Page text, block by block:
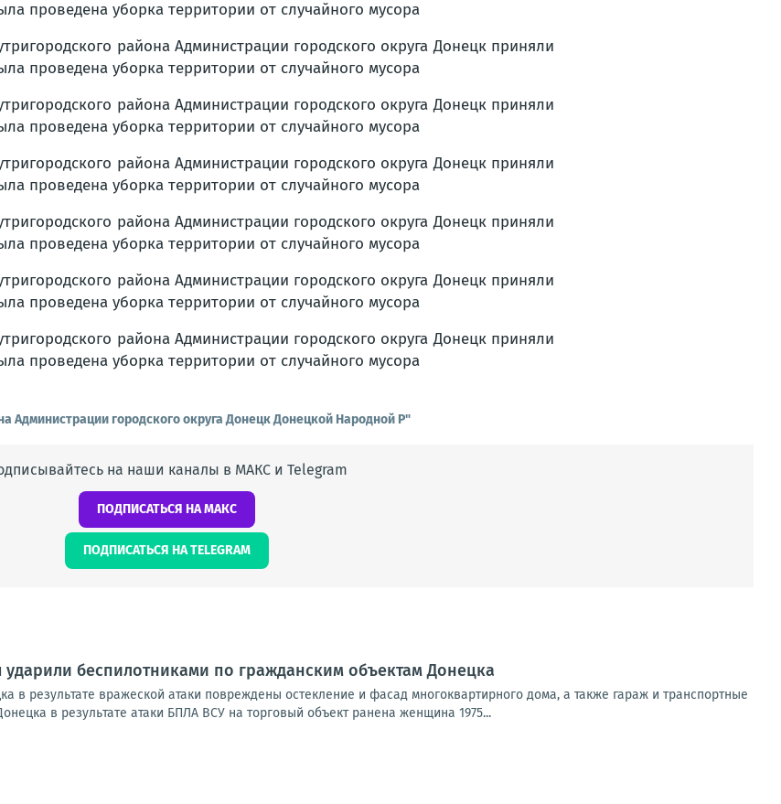
Администрации городского округа Донецк Донецкой Народной Р"
на наши каналы в МАКС и Telegram
ПОДПИСАТЬСЯ НА МАКС
ПОДПИСАТЬСЯ НА TELEGRAM
беспилотниками по гражданским объектам Донецка
в результате вражеской атаки повреждены остекление и фасад многоквартирного дома, а также гараж и транспортные
в результате атаки БПЛА ВСУ на торговый объект ранена женщина 1975...